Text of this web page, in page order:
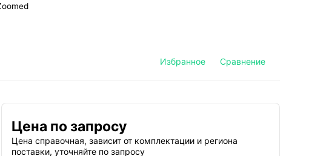
Избранное Сравнение
Цена по запросу
Цена справочная, зависит от комплектации и региона
поставки, уточняйте по запросу